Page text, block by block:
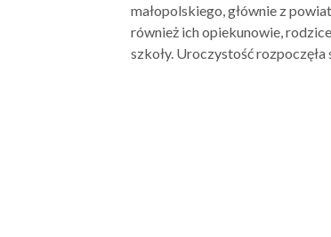
małopolskiego, głównie z
również ich opiekunowie,
szkoły. Uroczystość